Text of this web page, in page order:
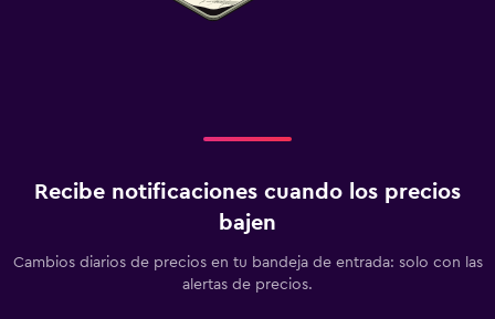
Recibe notificaciones cuando los precios
bajen
Cambios diarios de precios en tu bandeja de entrada: solo con las
alertas de precios.